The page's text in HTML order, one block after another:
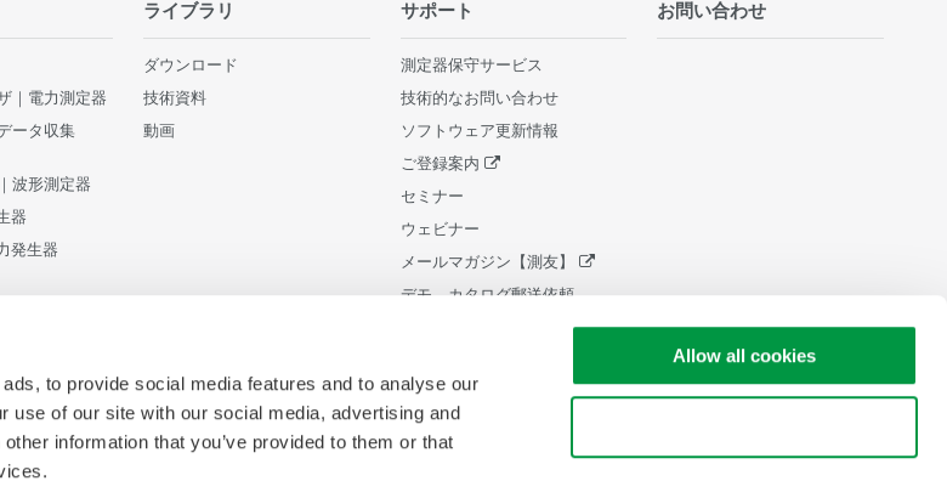
to provide social media features and to analyse our
use of our site with our social media, advertising and
information that you’ve provided to them or that
Allow all cookies
｜電力測定器
ータ収集
波形測定器
器
発生器
ライブラリ
ダウンロード
技術資料
動画
サポート
測定器保守サービス
技術的なお問い合わせ
ソフトウェア更新情報
ご登録案内
セミナー
ウェビナー
メールマガジン【測友】
デモ、カタログ郵送依頼
ー
中小企業向け設備 税制証明書発
行
お問い合わせ